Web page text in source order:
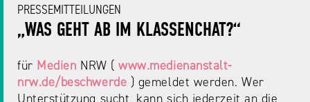
PRESSEMITTEILUNGEN
„WAS GEHT AB IM KLASSENCHAT?“
für Medien NRW (www.medienanstalt-
nrw.de/beschwerde ) gemeldet werden. Wer